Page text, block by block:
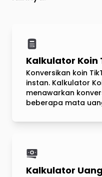
Kalkulator Koin
Konversikan koin
instan. Kalkulator
menawarkan
beberapa mata
Kalkulator